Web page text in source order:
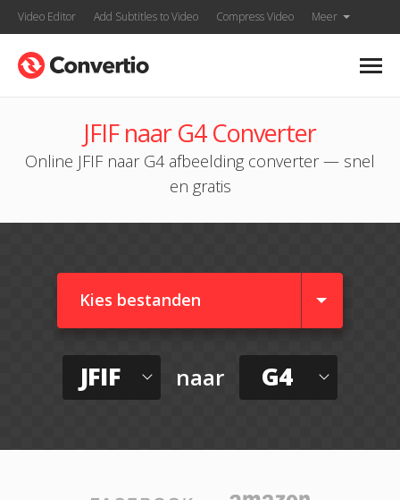
Video Editor Add Subtitles to Video Compress Video Meer
JFIF naar G4 Converter
Online JFIF naar G4 afbeelding converter — snel
en gratis
Kies bestanden
JFIF naar G4